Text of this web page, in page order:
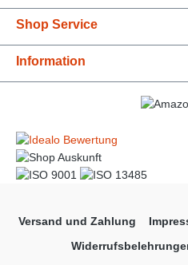
Shop Service
Information
Versand und Zahlung